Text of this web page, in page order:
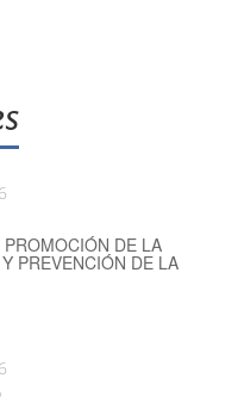
DE LA
PREVENCIÓN DE LA